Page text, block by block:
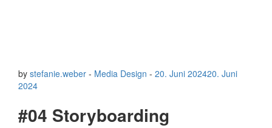
by stefanie.weber - Media Design - 20. Juni 202420. Juni
2024
#04 Storyboarding